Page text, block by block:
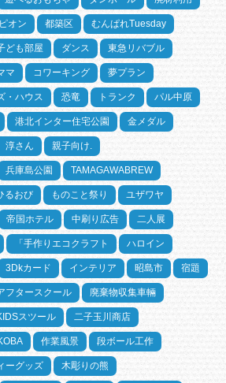
オン 都築区 むんぱれTuesday
ども部屋 ダンス 東急リバブル
マ コワーキング 夢プラン
・ハウス 恐竜 トランク パル中原
港北インター住宅公園 金メダル
さん 親子向け.
兵庫島公園 TAMAGAWABREW
るおび ものこと祭り ユザワヤ
帝国ホテル 中刷り広告 二人展
「手作りエコクラフト ハロイン
3Dkカード インテリア 昭島市 宿題
フタースクール 廃棄物収集車輛
スツール 二子玉川商店
作業風景 段ボール工作
ーグッズ 木彫りの熊